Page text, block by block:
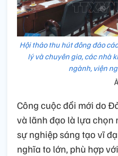
Hội thảo thu hút đông đảo
lý và chuyên gia, các nhà
ngành, viện
Công cuộc đổi mới do
và lãnh đạo là lựa chọn
sự nghiệp sáng tạo vĩ
nghĩa to lớn, phù hợp